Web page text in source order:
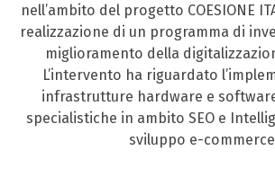
nell’ambito del progetto COESIONE
realizzazione di un programma di
miglioramento della
L’intervento ha riguardato
infrastrutture hardware e
specialistiche in ambito SEO e
sviluppo e-commerce